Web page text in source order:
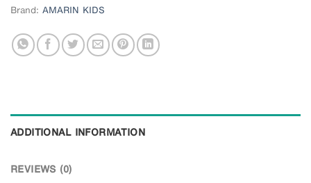
Brand: AMARIN KIDS
ADDITIONAL INFORMATION
REVIEWS (0)